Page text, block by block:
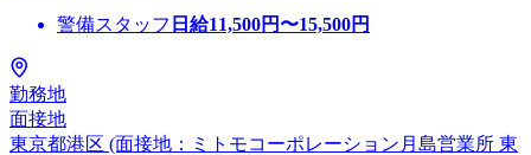
警備スタッフ 日給11,500円〜15,500円
勤務地
面接地
東京都港区 (面接地：ミトモコーポレーション月島営業所 東